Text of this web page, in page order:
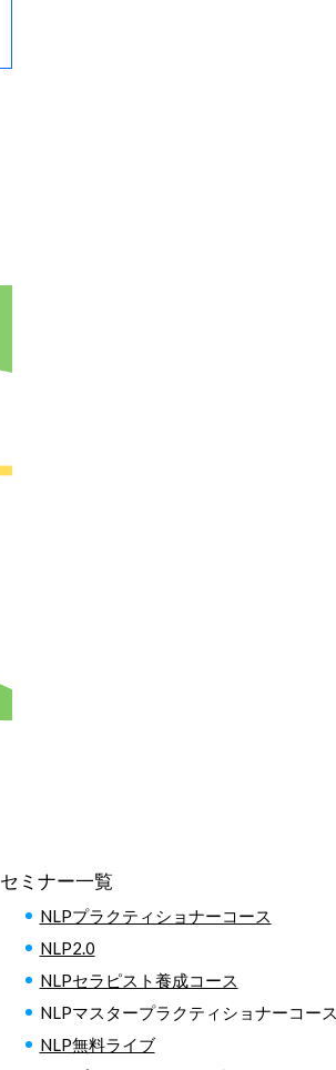
セミナー一覧
NLPプラクティショナーコース
NLP2.0
NLPセラピスト養成コース
NLPマスタープラクティショナーコース
NLP無料ライブ